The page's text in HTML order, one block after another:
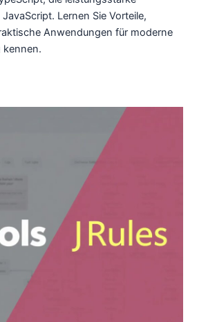
Lernen Sie Vorteile,
Anwendungen für moderne
kennen.